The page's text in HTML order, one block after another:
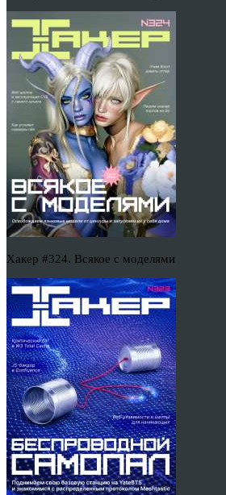
Хакер #324. Всякое с моделями